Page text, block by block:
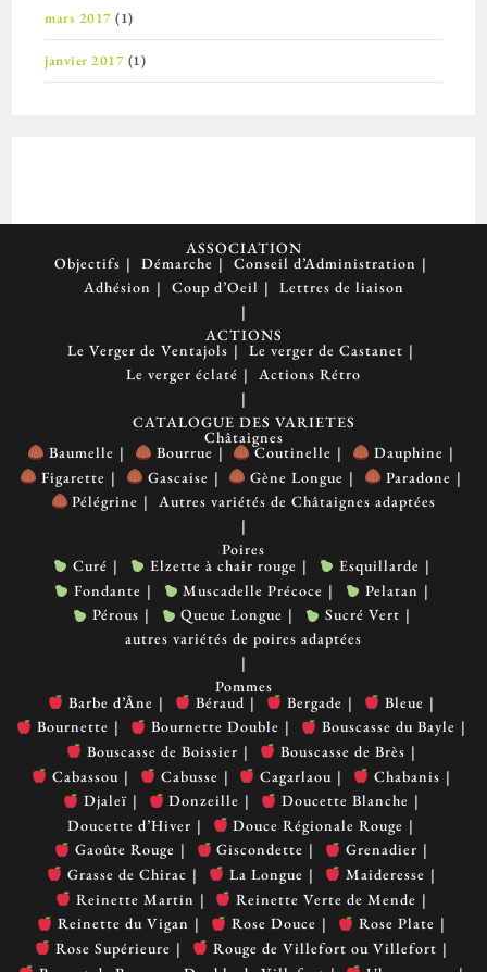
mars 2017 (1)
janvier 2017 (1)
ASSOCIATION
Objectifs Démarche
Conseil d’Administration
Adhésion
Coup d’Oeil Lettres de liaison
ACTIONS
Le Verger de Ventajols
Le verger de Castanet
Le verger éclaté
Actions Rétro
CATALOGUE DES VARIETES
Châtaignes
Baumelle
Bourrue Coutinelle
Dauphine
Figarette
Gascaise Gène Longue
Paradone
Pélégrine
Autres variétés de Châtaignes adaptées
Poires
Curé
Elzette à chair rouge
Esquillarde
Fondante
Muscadelle Précoce
Pelatan
Pérous
Queue Longue
Sucré Vert
autres variétés de poires adaptées
Pommes
Barbe d’Âne
Béraud Bergade
Bleue
Bournette
Bournette Double
Bouscasse du Bayle
Bouscasse de Boissier
Bouscasse de Brès
Cabassou
Cabusse Cagarlaou
Chabanis
Djaleï
Donzeille
Doucette Blanche
Doucette d’Hiver
Douce Régionale Rouge
Gaoûte Rouge
Giscondette
Grenadier
Grasse de Chirac
La Longue
Maideresse
Reinette Martin
Reinette Verte de Mende
Reinette du Vigan
Rose Douce
Rose Plate
Rose Supérieure
Rouge de Villefort ou Villefort